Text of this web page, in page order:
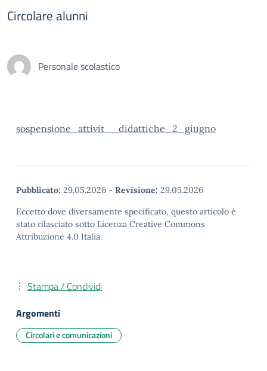
Circolare alunni
Personale scolastico
sospensione_attivit__didattiche_2_giugno
Pubblicato: 29.05.2026 - Revisione: 29.05.2026
Eccetto dove diversamente specificato, questo articolo è
stato rilasciato sotto Licenza Creative Commons
Attribuzione 4.0 Italia.
Stampa / Condividi
Argomenti
Circolari e comunicazioni